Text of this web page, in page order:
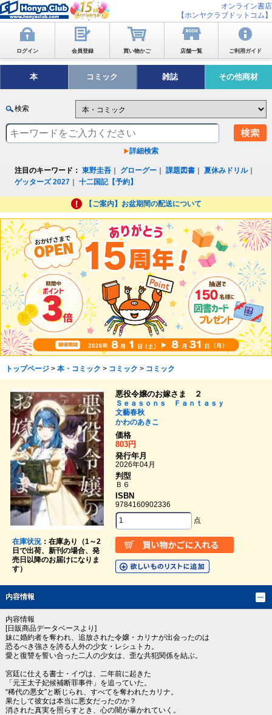
オンライン書店
【ホンヤクラブドットコム】
ログイン 会員登録 買い物かご 店舗一覧 ご利用ガイド
本 コミック 雑誌 その他商材
検索
詳細検索
注目のキーワード： 東野圭吾 グローグー ｜課題図書 ｜夏休みドリル｜
ゲッターズ 2027 ｜十二国記【予約】
【ご案内】お盆期間の配送について
トップページ> 本・コミック > コミック > コミック
在庫状況：在庫あり（1～2
日で出荷、新刊の場合、発
売日以降のお届けになりま
す）
悪役令嬢のお嫁さま ２
Ｓｅａｓｏｎｓ Ｆａｎｔａｓｙ
文藝春秋
かわのあきこ
価格
803円
発行年月
2026年04月
判型
Ｂ６
ISBN
9784160902336
点
内容情報
内容情報
[日販商品データベースより]
妹に婚約者を奪われ、追放された令嬢・カリナが出会ったのは
恐るべき強さを誇る人外の少女・レシュトカ。
愛と復讐を誓い合った二人の少女は、歪な共犯関係を結ぶ。
宮廷に仕える書士・イヴは、二年前に起きた
「元王太子妃候補断罪事件」を追っていた。
“稀代の悪女”と断じられ、すべてを奪われたカリナ。
果たして彼女は本当に悪女だったのか？
消された真実を照らすとき、心の闇が暴かれていく。